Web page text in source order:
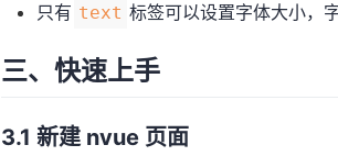
只有 text 标签可以设置字体大小，
三、快速上手
3.1 新建 nvue 页面